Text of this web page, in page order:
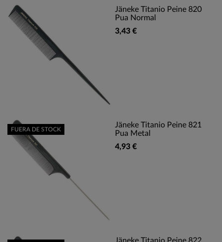
Jäneke Titanio Peine 820
Pua Normal
3,43 €
Jäneke Titanio Peine 821
Pua Metal
4,93 €
FUERA DE STOCK